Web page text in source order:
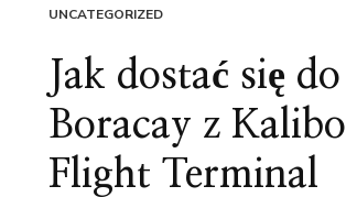
UNCATEGORIZED
Jak dostać się do
Boracay z Kalibo
Flight Terminal